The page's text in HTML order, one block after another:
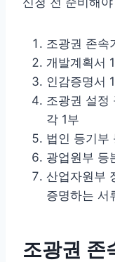
조광권 존속
개발계획서
인감증명서
조광권 설정
각 1부
법인 등기부
광업원부 등
산업자원부
증명하는 서
조광권 존